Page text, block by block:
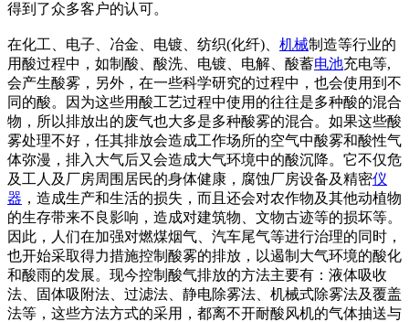
得到了众多客户的认可。
在化工、电子、冶金、电镀、纺织(化纤)、 机械制造等行业的
用酸过程中，如制酸、酸洗、电镀、电解、酸蓄电池充电等,
会产生酸雾，另外，在一些科学研究的过程中，也会使用到不
同的酸。因为这些用酸工艺过程中使用的往往是多种酸的混合
物，所以排放出的废气也大多是多种酸雾的混合。如果这些酸
雾处理不好，任其排放会造成工作场所的空气中酸雾和酸性气
体弥漫，排入大气后又会造成大气环境中的酸沉降。它不仅危
及工人及厂房周围居民的身体健康，腐蚀厂房设备及精密仪
器 ，造成生产和生活的损失，而且还会对农作物及其他动植物
的生存带来不良影响，造成对建筑物、文物古迹等的损坏等。
因此，人们在加强对燃煤烟气、汽车尾气等进行治理的同时，
也开始采取得力措施控制酸雾的排放，以遏制大气环境的酸化
和酸雨的发展。现今控制酸气排放的方法主要有：液体吸收
法、固体吸附法、过滤法、静电除雾法、机械式除雾法及覆盖
法等，这些方法方式的采用，都离不开耐酸风机的气体抽送与